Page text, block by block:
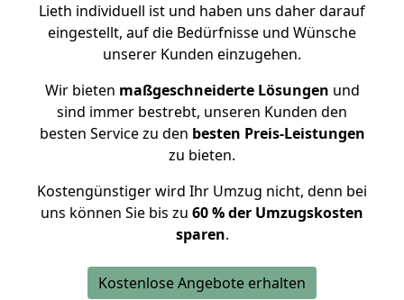
Lieth individuell ist und haben uns daher darauf
eingestellt, auf die Bedürfnisse und Wünsche
unserer Kunden einzugehen.
Wir bieten maßgeschneiderte Lösungen und
sind immer bestrebt, unseren Kunden den
besten Service zu den besten Preis-Leistungen
zu bieten.
Kostengünstiger wird Ihr Umzug nicht, denn bei
uns können Sie bis zu 60 % der Umzugskosten
sparen.
Kostenlose Angebote erhalten